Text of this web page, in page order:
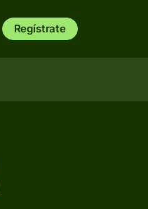
Regístrate